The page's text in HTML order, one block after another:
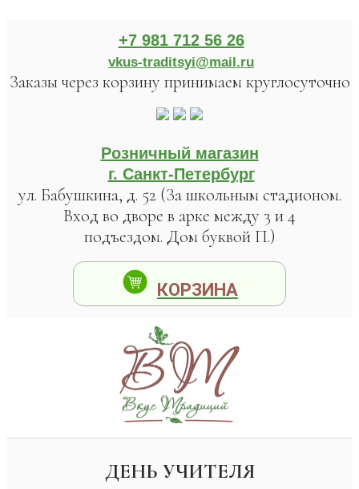
+7 981 712 56 26
vkus-traditsyi@mail.ru
Заказы через корзину принимаем круглосуточно
Розничный магазин
г. Санкт-Петербург
ул. Бабушкина, д. 52 (За школьным стадионом.
Вход во дворе в арке между 3 и 4
подъездом. Дом буквой П.)
КОРЗИНА
ДЕНЬ УЧИТЕЛЯ